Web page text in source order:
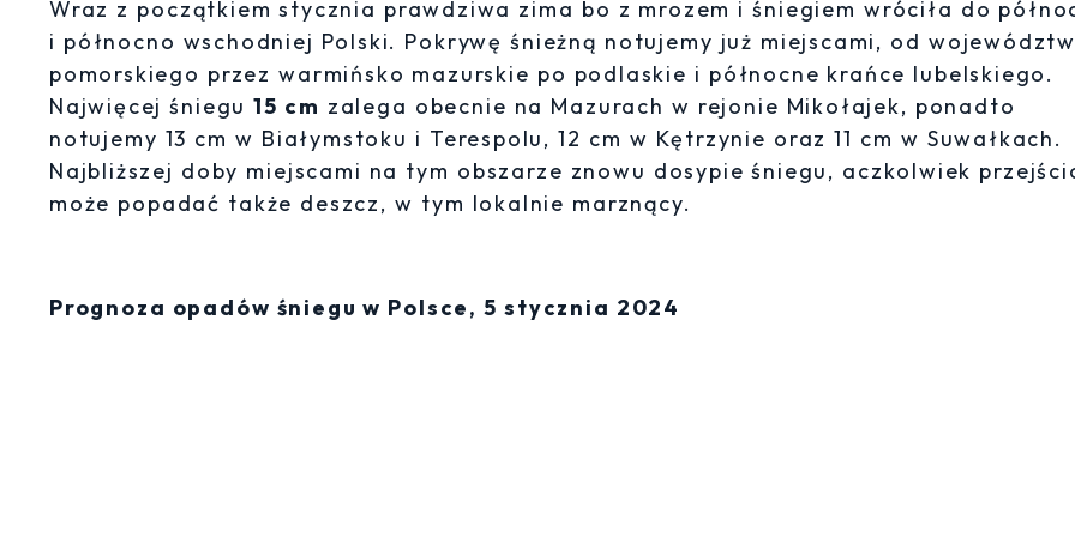
Wraz z początkiem stycznia prawdziwa zima bo z mrozem i śniegiem wróciła do
i północno wschodniej Polski. Pokrywę śnieżną notujemy już miejscami, od
pomorskiego przez warmińsko mazurskie po podlaskie i północne krańce lubelskiego.
Najwięcej śniegu15 cm zalega obecnie na Mazurach w rejonie Mikołajek, ponadto
notujemy 13 cm w Białymstoku i Terespolu, 12 cm w Kętrzynie oraz 11 cm w Suwałkach.
Najbliższej doby miejscami na tym obszarze znowu dosypie śniegu, aczkolwiek
może popadać także deszcz, w tym lokalnie marznący.
Prognoza opadów śniegu w Polsce, 5 stycznia 2024